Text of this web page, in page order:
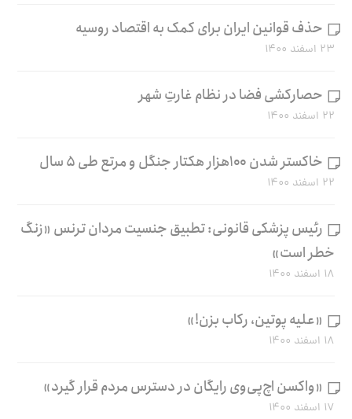
حذف قوانین ایران برای کمک به اقتصاد روسیه
۲۳ اسفند ۱۴۰۰
حصارکشی فضا در نظام غارتِ شهر
۲۲ اسفند ۱۴۰۰
خاکستر شدن ۱۰۰هزار هکتار جنگل و مرتع طی ۵ سال
۲۲ اسفند ۱۴۰۰
رئیس پزشکی قانونی: تطبیق جنسیت مردان ترنس «زنگ
خطر است»
۱۸ اسفند ۱۴۰۰
«علیه پوتین، رکاب بزن!»
۱۸ اسفند ۱۴۰۰
«واکسن اچ‌پی‌وی رایگان در دسترس مردم قرار گیرد»
۱۷ اسفند ۱۴۰۰